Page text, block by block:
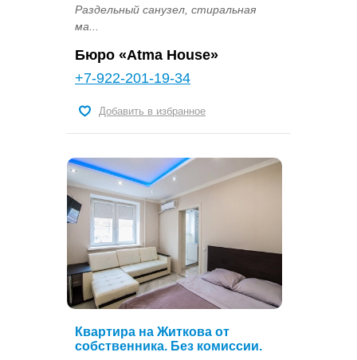
Раздельный санузел, стиральная
ма...
Бюро «Atma House»
+7-922-201-19-34
Добавить в избранное
Квартира на Житкова от
собственника. Без комиссии.